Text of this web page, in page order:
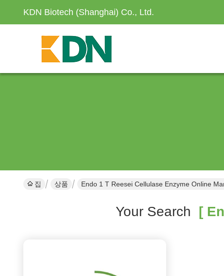
KDN Biotech (Shanghai) Co., Ltd.
집 상품 Endo 1 T Reesei Cellulase Enzyme Online
Your Search [